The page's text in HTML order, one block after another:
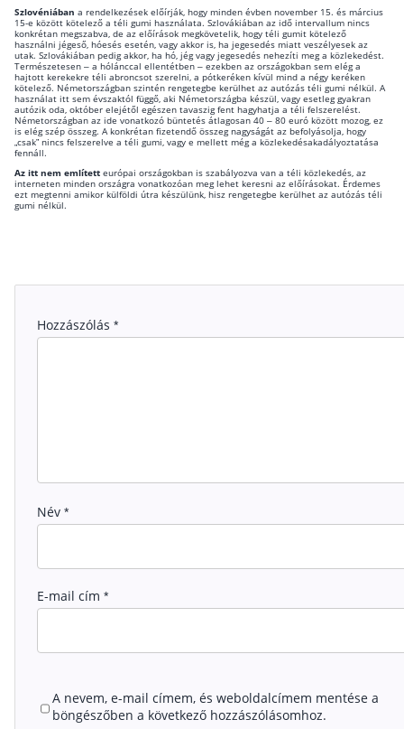
Szlovéniában a rendelkezések előírják, hogy minden évben november 15. és március
15-e között kötelező a téli gumi használata. Szlovákiában az idő intervallum nincs
konkrétan megszabva, de az előírások megkövetelik, hogy téli gumit kötelező
használni jégeső, hóesés esetén, vagy akkor is, ha jegesedés miatt veszélyesek az
utak. Szlovákiában pedig akkor, ha hó, jég vagy jegesedés nehezíti meg a közlekedést.
Természetesen – a hólánccal ellentétben – ezekben az országokban sem elég a
hajtott kerekekre téli abroncsot szerelni, a pótkeréken kívül mind a négy keréken
kötelező. Németországban szintén rengetegbe kerülhet az autózás téli gumi nélkül. A
használat itt sem évszaktól függő, aki Németországba készül, vagy esetleg gyakran
autózik oda, október elejétől egészen tavaszig fent hagyhatja a téli felszerelést.
Németországban az ide vonatkozó büntetés átlagosan 40 – 80 euró között mozog, ez
is elég szép összeg. A konkrétan fizetendő összeg nagyságát az befolyásolja, hogy
„csak” nincs felszerelve a téli gumi, vagy e mellett még a közlekedésakadályoztatása
fennáll.
Az itt nem említett európai országokban is szabályozva van a téli közlekedés, az
interneten minden országra vonatkozóan meg lehet keresni az előírásokat. Érdemes
ezt megtenni amikor külföldi útra készülünk, hisz rengetegbe kerülhet az autózás téli
gumi nélkül.
Hozzászólás *
Név *
E-mail cím *
A nevem, e-mail címem, és weboldalcímem mentése a
böngészőben a következő hozzászólásomhoz.